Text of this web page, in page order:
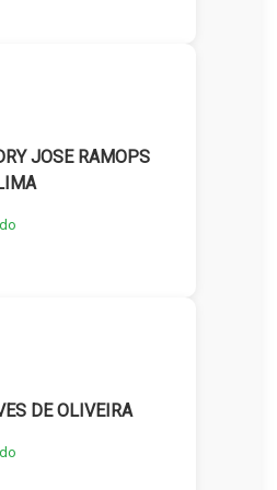
JOSE RAMOPS
DE OLIVEIRA